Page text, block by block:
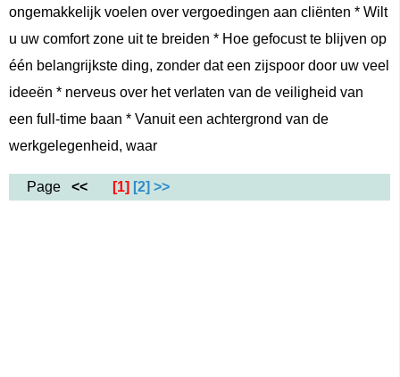
ongemakkelijk voelen over vergoedingen aan cliënten * Wilt
u uw comfort zone uit te breiden * Hoe gefocust te blijven op
één belangrijkste ding, zonder dat een zijspoor door uw veel
ideeën * nerveus over het verlaten van de veiligheid van
een full-time baan * Vanuit een achtergrond van de
werkgelegenheid, waar
Page << [1] [2] >>